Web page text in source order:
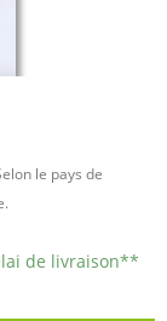
le pays de
de livraison**